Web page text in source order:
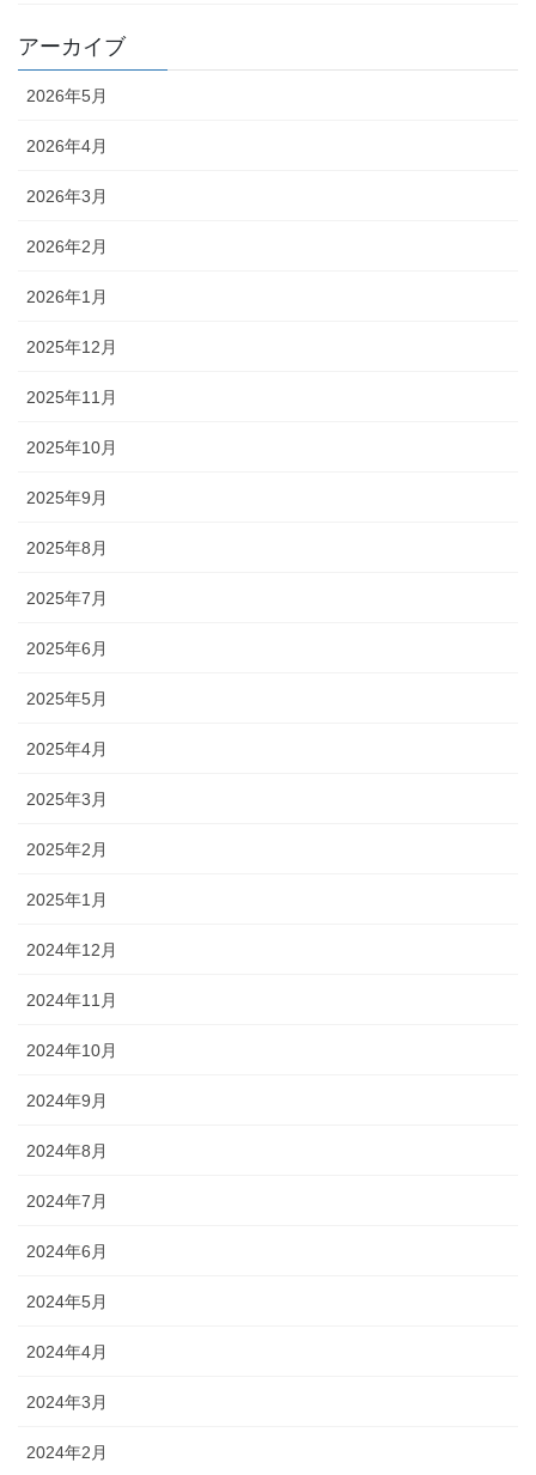
アーカイブ
2026年5月
2026年4月
2026年3月
2026年2月
2026年1月
2025年12月
2025年11月
2025年10月
2025年9月
2025年8月
2025年7月
2025年6月
2025年5月
2025年4月
2025年3月
2025年2月
2025年1月
2024年12月
2024年11月
2024年10月
2024年9月
2024年8月
2024年7月
2024年6月
2024年5月
2024年4月
2024年3月
2024年2月